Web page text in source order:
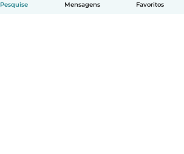
Pesquise Mensagens Favoritos